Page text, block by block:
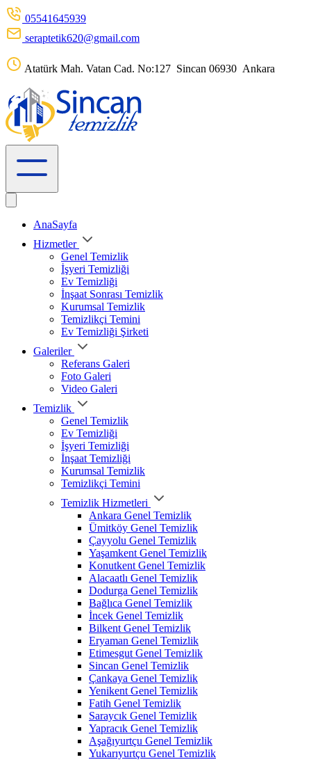
05541645939
seraptetik620@gmail.com
Atatürk Mah. Vatan Cad. No:127 Sincan 06930 Ankara
AnaSayfa
Hizmetler
Genel Temizlik
İşyeri Temizliği
Ev Temizliği
İnşaat Sonrası Temizlik
Kurumsal Temizlik
Temizlikçi Temini
Ev Temizliği Şirketi
Galeriler
Referans Galeri
Foto Galeri
Video Galeri
Temizlik
Genel Temizlik
Ev Temizliği
İşyeri Temizliği
İnşaat Temizliği
Kurumsal Temizlik
Temizlikçi Temini
Temizlik Hizmetleri
Ankara Genel Temizlik
Ümitköy Genel Temizlik
Çayyolu Genel Temizlik
Yaşamkent Genel Temizlik
Konutkent Genel Temizlik
Alacaatlı Genel Temizlik
Dodurga Genel Temizlik
Bağlıca Genel Temizlik
İncek Genel Temizlik
Bilkent Genel Temizlik
Eryaman Genel Temizlik
Etimesgut Genel Temizlik
Sincan Genel Temizlik
Çankaya Genel Temizlik
Yenikent Genel Temizlik
Fatih Genel Temizlik
Saraycık Genel Temizlik
Yapracık Genel Temizlik
Aşağıyurtçu Genel Temizlik
Yukarıyurtçu Genel Temizlik